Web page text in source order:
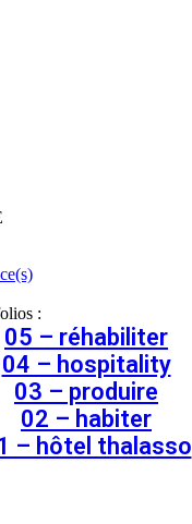
:
05 – réhabiliter
04 – hospitality
03 – produire
02 – habiter
– hôtel thalasso